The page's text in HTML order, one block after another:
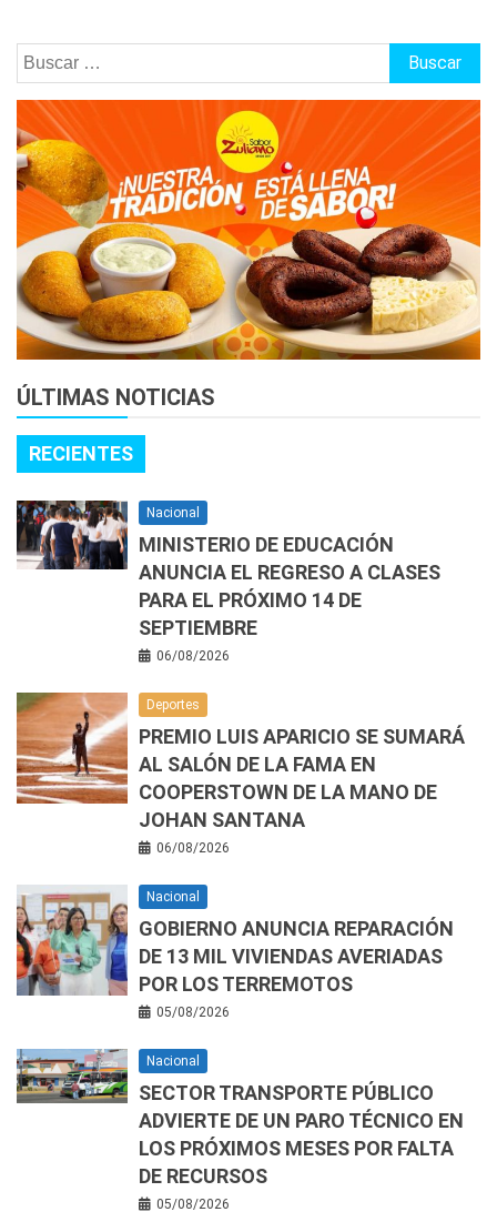
Buscar:
ÚLTIMAS NOTICIAS
RECIENTES
Nacional
MINISTERIO DE EDUCACIÓN
ANUNCIA EL REGRESO A CLASES
PARA EL PRÓXIMO 14 DE
SEPTIEMBRE
06/08/2026
Deportes
PREMIO LUIS APARICIO SE SUMARÁ
AL SALÓN DE LA FAMA EN
COOPERSTOWN DE LA MANO DE
JOHAN SANTANA
06/08/2026
Nacional
GOBIERNO ANUNCIA REPARACIÓN
DE 13 MIL VIVIENDAS AVERIADAS
POR LOS TERREMOTOS
05/08/2026
Nacional
SECTOR TRANSPORTE PÚBLICO
ADVIERTE DE UN PARO TÉCNICO EN
LOS PRÓXIMOS MESES POR FALTA
DE RECURSOS
05/08/2026